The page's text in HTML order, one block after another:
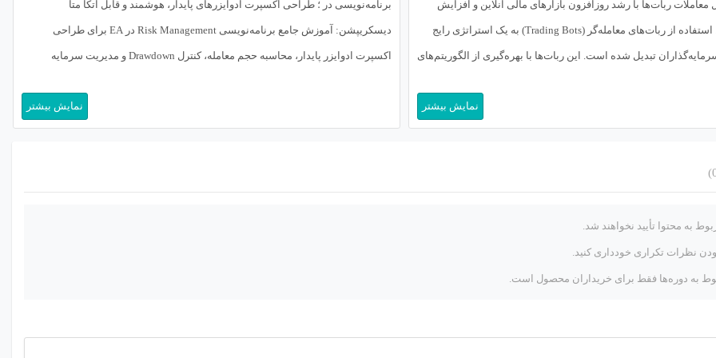
معاملات ربات‌ها با رشد روزافزون بازارهای مالی آنلاین و افزایش
سرعت معاملات، استفاده از ربات‌های معامله‌گر (Trading Bots) به یک استراتژی رایج
تبدیل شده است. این ربات‌ها با بهره‌گیری از الگوریتم‌های
نمایش بیشتر
برنامه‌نویسی در ؛ طراحی اکسپرت ادوایزرهای پایدار، هوشمند و قابل اتکا متا
دیسکریپشن: آموزش جامع برنامه‌نویسی Risk Management در EA برای طراحی
اکسپرت ادوایزر پایدار، محاسبه حجم معامله، کنترل Drawdown و مدیریت سرمایه
نمایش بیشتر
به محتوا تأیید نخواهند شد.
نظرات تکراری خودداری کنید.
به دوره‌ها فقط برای خریداران محصول است.